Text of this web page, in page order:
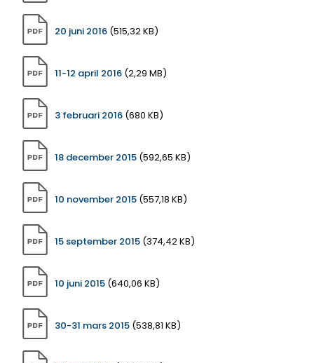
20 juni 2016 (515,32 KB)
11-12 april 2016 (2,29 MB)
3 februari 2016 (680 KB)
18 december 2015 (592,65 KB)
10 november 2015 (557,18 KB)
15 september 2015 (374,42 KB)
10 juni 2015 (640,06 KB)
30-31 mars 2015 (538,81 KB)